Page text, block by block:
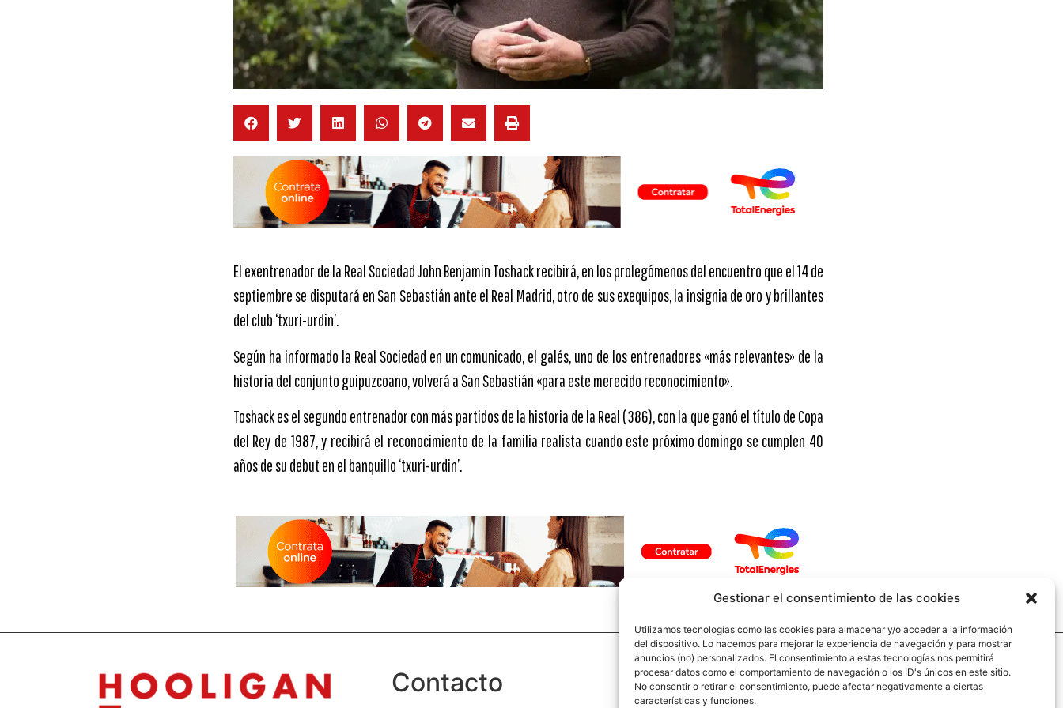
Gestionar el consentimiento de las cookies
Utilizamos tecnologías como las cookies para almacenar y/o acceder a la información
del dispositivo. Lo hacemos para mejorar la experiencia de navegación y para mostrar
anuncios (no) personalizados. El consentimiento a estas tecnologías nos permitirá
procesar datos como el comportamiento de navegación o los ID's únicos en este sitio.
No consentir o retirar el consentimiento, puede afectar negativamente a ciertas
características y funciones.
El exentrenador de la Real Sociedad John Benjamin Toshack recibirá, en los prolegómenos del encuentro que el 14 de
septiembre se disputará en San Sebastián ante el Real Madrid, otro de sus exequipos, la insignia de oro y brillantes
del club ‘txuri-urdin’.
Según ha informado la Real Sociedad en un comunicado, el galés, uno de los entrenadores «más relevantes» de la
historia del conjunto guipuzcoano, volverá a San Sebastián «para este merecido reconocimiento».
Toshack es el segundo entrenador con más partidos de la historia de la Real (386), con la que ganó el título de Copa
del Rey de 1987, y recibirá el reconocimiento de la familia realista cuando este próximo domingo se cumplen 40
años de su debut en el banquillo ‘txuri-urdin’.
Contacto Paginas legales